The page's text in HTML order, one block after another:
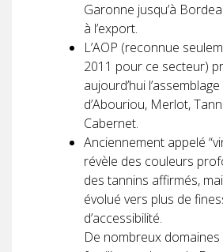
Garonne jusqu’à
à l’export.
L’AOP (reconnue
2011 pour ce secteur)
aujourd’hui l’assemblage
d’Abouriou, Merlot,
Cabernet.
Anciennement appelé
révèle des couleurs
des tannins affirmés,
évolué vers plus de
d’accessibilité.
De nombreux domaines